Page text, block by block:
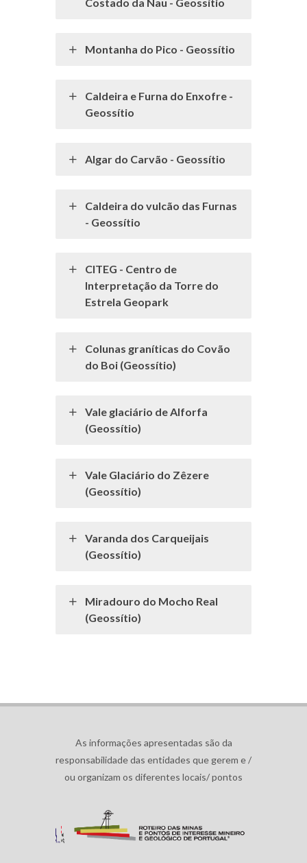
Montanha do Pico - Geossítio
Caldeira e Furna do Enxofre -
Geossítio
Algar do Carvão - Geossítio
Caldeira do vulcão das Furnas
- Geossítio
CITEG - Centro de
Interpretação da Torre do
Estrela Geopark
Colunas graníticas do Covão
do Boi (Geossítio)
Vale glaciário de Alforfa
(Geossítio)
Vale Glaciário do Zêzere
(Geossítio)
Varanda dos Carqueijais
(Geossítio)
Miradouro do Mocho Real
(Geossítio)
As informações apresentadas são da
responsabilidade das entidades que gerem e /
ou organizam os diferentes locais/ pontos